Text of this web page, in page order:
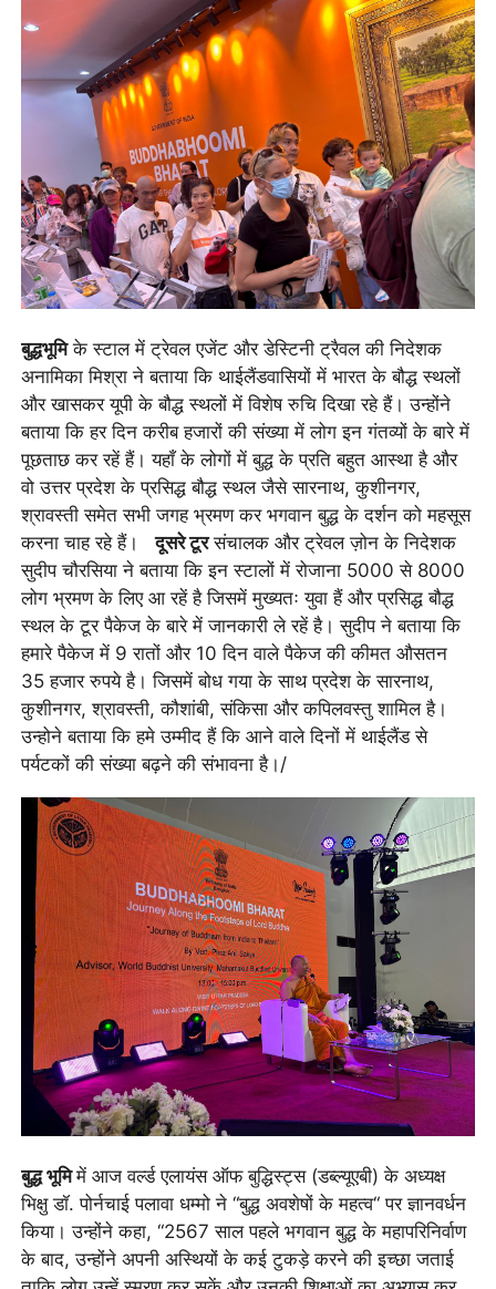
बुद्धभूमिके स्टाल में ट्रेवल एजेंट और डेस्टिनी ट्रैवल की निदेशक
अनामिका मिश्रा ने बताया कि थाईलैंडवासियों में भारत के बौद्ध स्थलों
और खासकर यूपी के बौद्ध स्थलों में विशेष रुचि दिखा रहे हैं। उन्होंने
बताया कि हर दिन करीब हजारों की संख्या में लोग इन गंतव्यों के बारे में
पूछताछ कर रहें हैं। यहाँ के लोगों में बुद्ध के प्रति बहुत आस्था है और
वो उत्तर प्रदेश के प्रसिद्ध बौद्ध स्थल जैसे सारनाथ, कुशीनगर,
श्रावस्ती समेत सभी जगह भ्रमण कर भगवान बुद्ध के दर्शन को महसूस
करना चाह रहे हैं।दूसरे टूरसंचालक और ट्रेवल ज़ोन के निदेशक
सुदीप चौरसिया ने बताया कि इन स्टालों में रोजाना 5000 से 8000
लोग भ्रमण के लिए आ रहें है जिसमें मुख्यतः युवा हैं और प्रसिद्ध बौद्ध
स्थल के टूर पैकेज के बारे में जानकारी ले रहें है। सुदीप ने बताया कि
हमारे पैकेज में 9 रातों और 10 दिन वाले पैकेज की कीमत औसतन
35 हजार रुपये है। जिसमें बोध गया के साथ प्रदेश के सारनाथ,
कुशीनगर, श्रावस्ती, कौशांबी, संकिसा और कपिलवस्तु शामिल है।
उन्होने बताया कि हमे उम्मीद हैं कि आने वाले दिनों में थाईलैंड से
पर्यटकों की संख्या बढ़ने की संभावना है।/
बुद्ध भूमिमें आज वर्ल्ड एलायंस ऑफ बुद्धिस्ट्स (डब्ल्यूएबी) के अध्यक्ष
भिक्षु डॉ. पोर्नचाई पलावा धम्मो ने “बुद्ध अवशेषों के महत्व“ पर ज्ञानवर्धन
किया। उन्होंने कहा, “2567 साल पहले भगवान बुद्ध के महापरिनिर्वाण
के बाद, उन्होंने अपनी अस्थियों के कई टुकड़े करने की इच्छा जताई